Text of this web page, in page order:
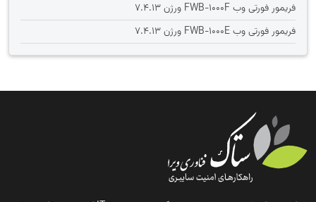
فریمور فورتی وب FWB-1000F ورژن 7.4.13
فریمور فورتی وب FWB-1000E ورژن 7.4.13